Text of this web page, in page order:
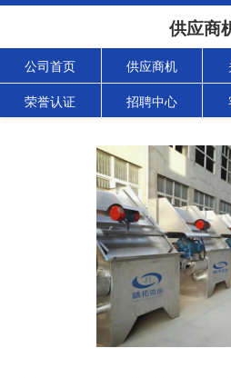
供应商
公司首页 供应商机
荣誉认证 招聘中心